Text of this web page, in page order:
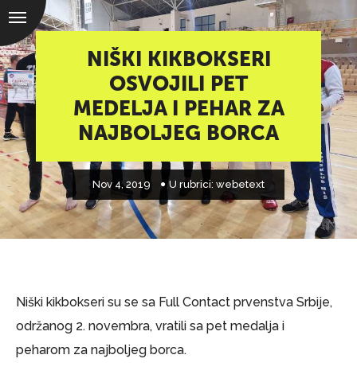
NIŠKI KIKBOKSERI
OSVOJILI PET
MEDELJA I PEHAR ZA
NAJBOLJEG BORCA
Nov 4, 2019 U rubrici: webetext
Niški kikbokseri su se sa Full Contact prvenstva Srbije,
održanog 2. novembra, vratili sa pet medalja i
peharom za najboljeg borca.